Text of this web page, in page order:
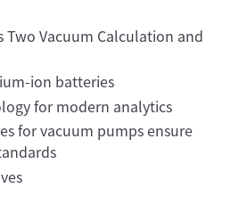
Two Vacuum Calculation and
ion batteries
for modern analytics
for vacuum pumps ensure